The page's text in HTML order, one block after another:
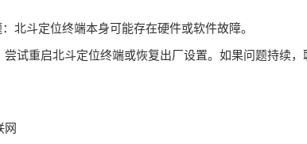
北斗定位终端本身可能存在硬件或软件故障。
尝试重启北斗定位终端或恢复出厂设置。如果问题持续
网